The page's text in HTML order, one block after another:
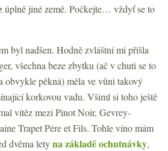
úplně jiné země. Počkejte… vždyť se to
byl nadšen. Hodně zvláštní mi přišla
všechna beze zbytku (ač v chuti se to
obvykle pěkná) měla ve vůni takový
korkovou vadu. Všiml si toho ještě
vítěz mezi Pinot Noir, Gevrey-
Trapet Pėre et Fils. Tohle víno mám
dvěma letyna základě ochutnávky,